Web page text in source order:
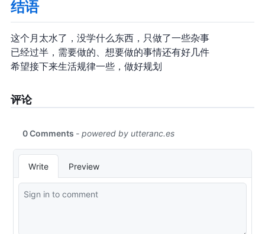
结语
这个月太水了，没学什么东西，只做了一些杂事
2024 已经过半，需要做的、想要做的事情还有好几件
希望接下来生活规律一些，做好规划
评论